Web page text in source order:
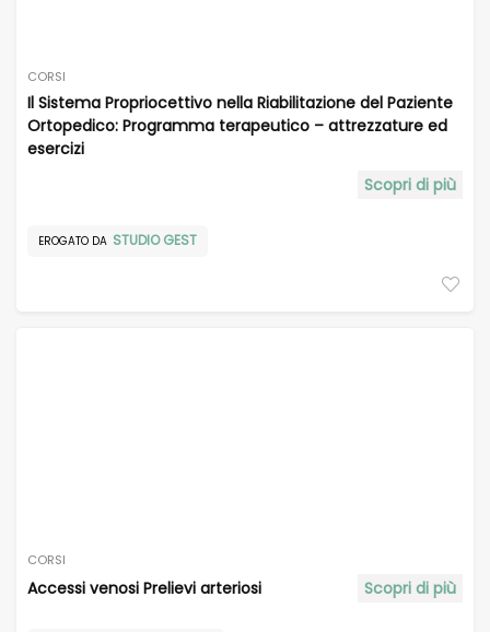
CORSI
Il Sistema Propriocettivo nella Riabilitazione del Paziente
Ortopedico: Programma terapeutico – attrezzature ed
esercizi
Scopri di più
EROGATO DA STUDIO GEST
CORSI
Accessi venosi Prelievi arteriosi Scopri di più